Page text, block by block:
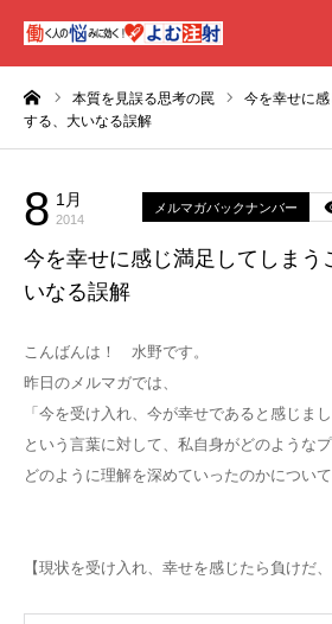
本質を見誤る思考の罠
今を幸せに
する、大いなる誤解
8 1月
2014
メルマガバックナンバー
今を幸せに感じ満足してしまう
いなる誤解
こんばんは！ 水野です。
昨日のメルマガでは、
「今を受け入れ、今が幸せであると感じまし
という言葉に対して、私自身がどのようなプ
どのように理解を深めていったのかについて
【現状を受け入れ、幸せを感じたら負けだ